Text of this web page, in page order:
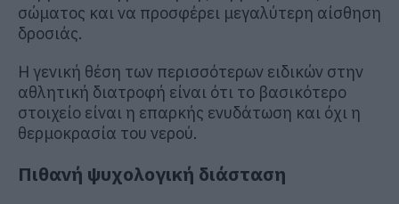
σώματος και να προσφέρει μεγαλύτερη αίσθηση
δροσιάς.
Η γενική θέση των περισσότερων ειδικών στην
αθλητική διατροφή είναι ότι το βασικότερο
στοιχείο είναι η επαρκής ενυδάτωση και όχι η
θερμοκρασία του νερού.
Πιθανή ψυχολογική διάσταση